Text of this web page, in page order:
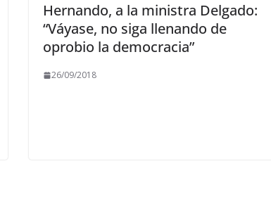
Hernando, a la ministra Delgado:
“Váyase, no siga llenando de
oprobio la democracia”
26/09/2018